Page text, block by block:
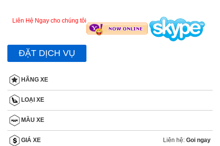
Liên Hệ Ngay cho chúng tôi
ĐẶT DỊCH VỤ
HÃNG XE
LOẠI XE
MẦU XE
GIÁ XE Liên hệ: Goi ngay